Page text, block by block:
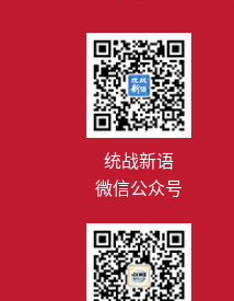
统战新语
微信公众号